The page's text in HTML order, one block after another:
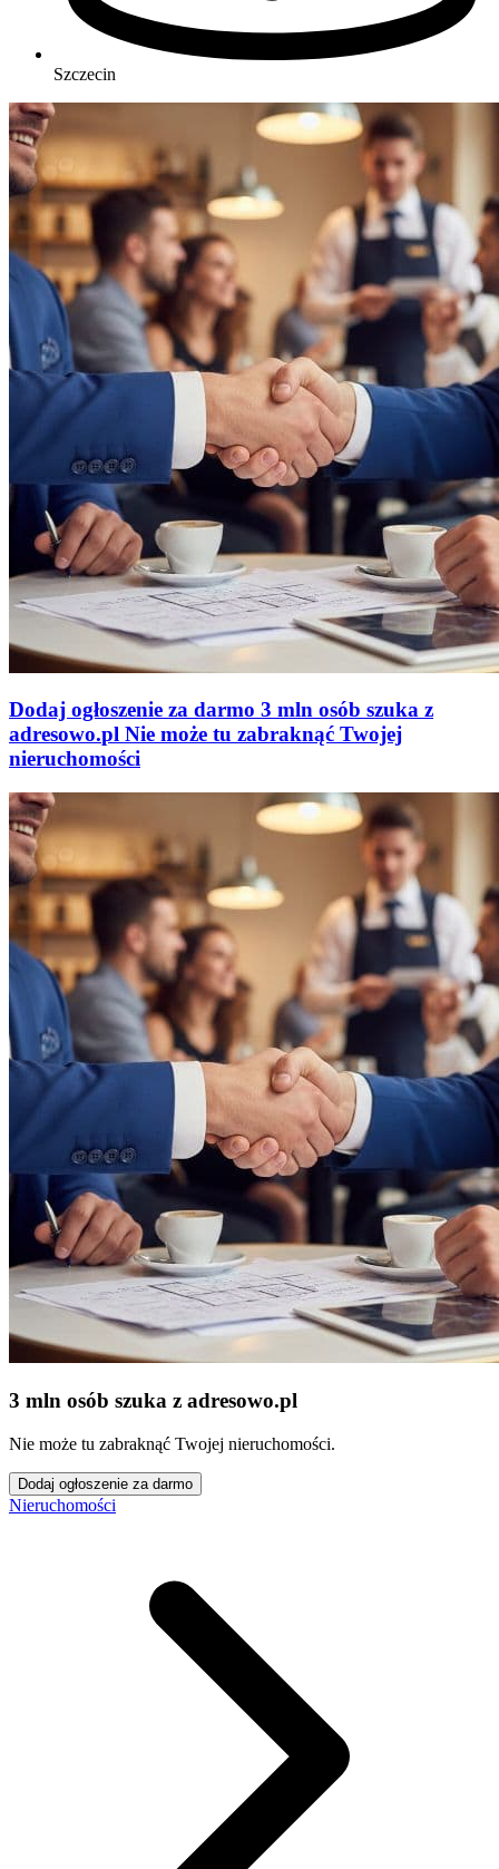
Szczecin
Dodaj ogłoszenie za darmo 3 mln osób szuka z
adresowo.pl Nie może tu zabraknąć Twojej
nieruchomości
3 mln osób szuka z adresowo.pl
Nie może tu zabraknąć Twojej nieruchomości.
Dodaj ogłoszenie za darmo
Nieruchomości